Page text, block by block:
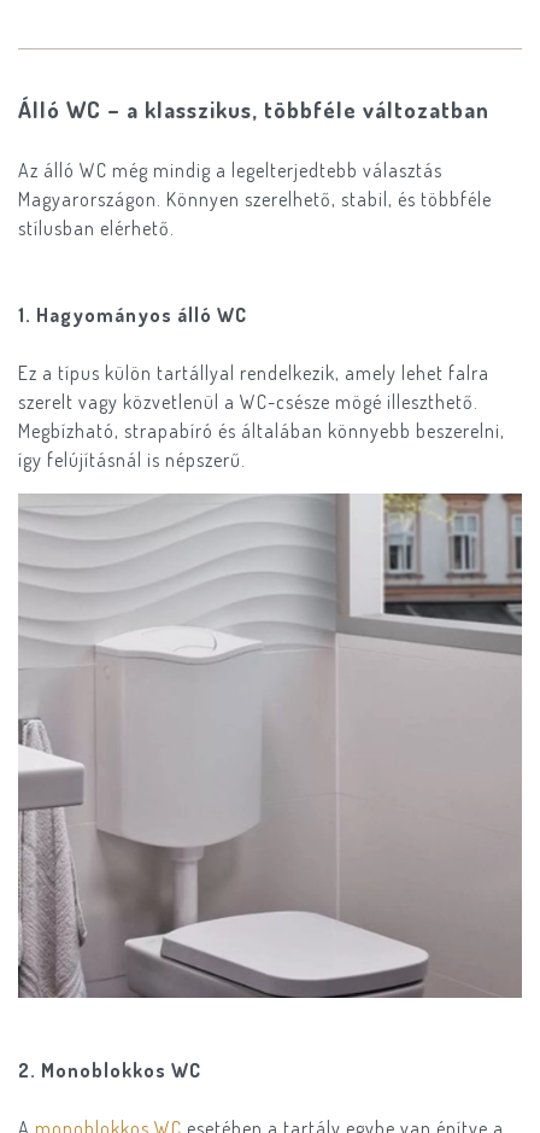
Álló WC – a klasszikus, többféle változatban
Az álló WC még mindig a legelterjedtebb választás
Magyarországon. Könnyen szerelhető, stabil, és többféle
stílusban elérhető.
1. Hagyományos álló WC
Ez a típus külön tartállyal rendelkezik, amely lehet falra
szerelt vagy közvetlenül a WC-csésze mögé illeszthető.
Megbízható, strapabíró és általában könnyebb beszerelni,
így felújításnál is népszerű.
2. Monoblokkos WC
A monoblokkos WC esetében a tartály egybe van építve a